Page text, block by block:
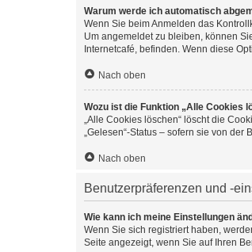
Warum werde ich automatisch
Wenn Sie beim Anmelden das
Um angemeldet zu bleiben, können
Internetcafé, befinden. Wenn diese
Nach oben
Wozu ist die Funktion „Alle Cookies
„Alle Cookies löschen“ löscht die
„Gelesen“-Status – sofern sie von
Nach oben
Benutzerpräferenzen und -
Wie kann ich meine Einstellungen
Wenn Sie sich registriert haben,
Seite angezeigt, wenn Sie auf Ihren